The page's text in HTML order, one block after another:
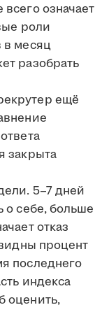
означает
роли
в месяц
разобрать
ещё
закрыта
5–7 дней
о себе, больше
отказ
процент
последнего
индекса
оценить,